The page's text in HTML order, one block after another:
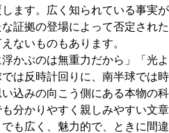
ます。広く知られている事実
証拠の登場によって否定され
えないものもあります。
かぶのは無重力だから」「光
は反時計回りに、南半球では
込みの向こう側にある本物の
分かりやすく親しみやすい文章
も広く、魅力的で、ときに間